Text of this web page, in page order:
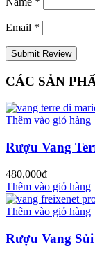
Email *
CÁC SẢN
Thêm vào giỏ hàng
Rượu Vang
480,000₫
Thêm vào giỏ hàng
Thêm vào giỏ hàng
Rượu Vang